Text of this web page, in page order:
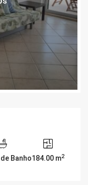
Banho184.00 m2